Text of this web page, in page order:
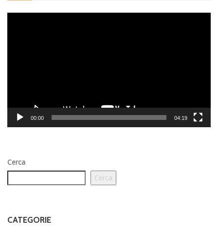
00:00 04:19
Cerca
Cerca
CATEGORIE